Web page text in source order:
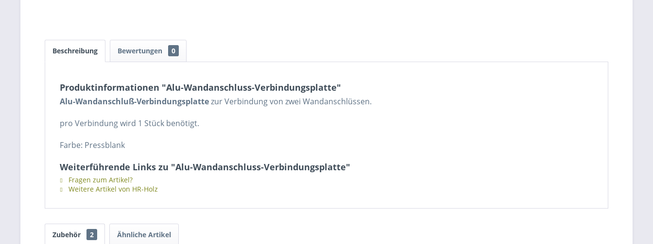
Beschreibung Bewertungen 0
Produktinformationen "Alu-Wandanschluss-Verbindungsplatte"
Alu-Wandanschluß-Verbindungsplattezur Verbindung von zwei Wandanschlüssen.
pro Verbindung wird 1 Stück benötigt.
Farbe: Pressblank
Weiterführende Links zu "Alu-Wandanschluss-Verbindungsplatte"
Fragen zum Artikel?
Weitere Artikel von HR-Holz
Zubehör 2 Ähnliche Artikel